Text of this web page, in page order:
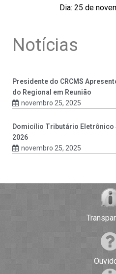
Dia: 25 de
Notícias
Presidente do CRCMS
do Regional em Reunião
novembro 25, 2025
Domicílio Tributário Eletrônico
2026
novembro 25, 2025